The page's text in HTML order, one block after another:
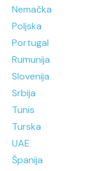
Nemačka
Poljska
Portugal
Rumunija
Slovenija
Srbija
Tunis
Turska
UAE
Španija